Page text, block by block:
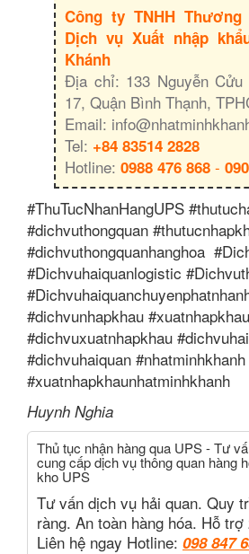
Công ty TNHH
Dịch vụ Xuất nhập
Khánh
Địa chỉ: 133 Nguyễn Cửu
17, Quận Bình Thạnh,
Email:
Tel: +84 83514 2828
Hotline: 0988 476 868 -
#ThuTucNhanHangUPS
#dichvuthongquan
#dichvuthongquanhanghoa
#Dichvuhaiquanlogistic
#dichvunhapkhau #xuatnhapkhau
#dichvuxuatnhapkhau
#dichvuhaiquan #nhatminhkhanh
#xuatnhapkhaunhatminhkhanh
Huynh Nghia
Thủ tục nhận hàng qua UPS - Tư
cung cấp dịch vụ thông quan hàng
kho UPS
Tư vấn dịch vụ hải quan. Quy
ràng. An toàn hàng hóa. Hỗ trợ
Liên hệ ngay Hotline: 098 847